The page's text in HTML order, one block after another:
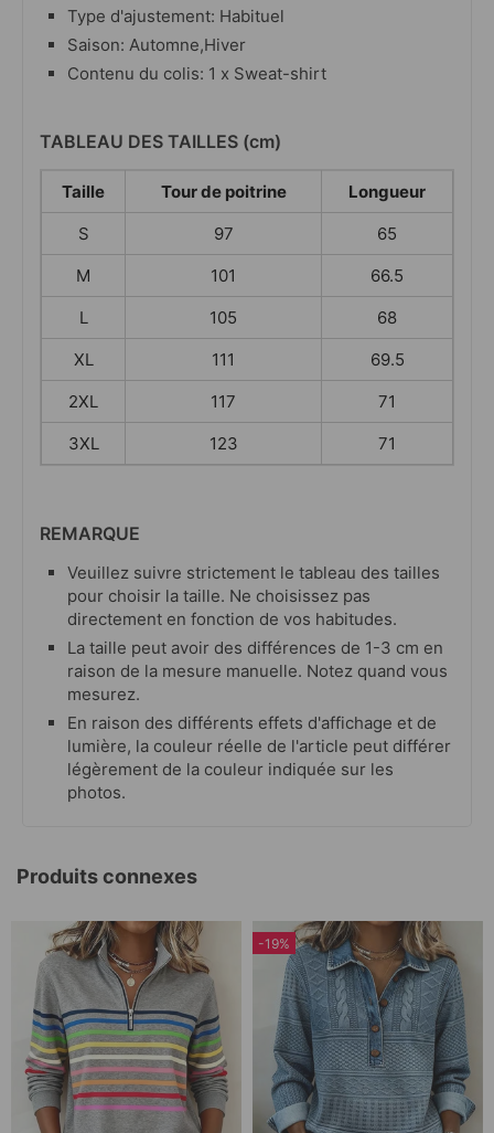
Type d'ajustement: Habituel
Saison: Automne,Hiver
Contenu du colis: 1 x Sweat-shirt
TABLEAU DES TAILLES (cm)
Taille Tour de poitrine
Longueur
S
97
65
M
101
66.5
L
105
68
XL
111
69.5
2XL
117
71
3XL
123 71
REMARQUE
Veuillez suivre strictement le tableau des tailles
pour choisir la taille. Ne choisissez pas
directement en fonction de vos habitudes.
La taille peut avoir des différences de 1-3 cm en
raison de la mesure manuelle. Notez quand vous
mesurez.
En raison des différents effets d'affichage et de
lumière, la couleur réelle de l'article peut différer
légèrement de la couleur indiquée sur les
photos.
Produits connexes
-19%